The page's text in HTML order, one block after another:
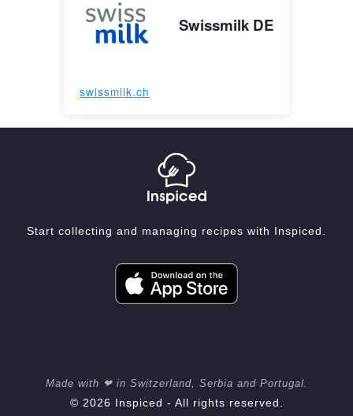
Swissmilk DE
swissmilk.ch
Start collecting and managing recipes with Inspiced.
Made with ❤ in Switzerland, Serbia and Portugal.
© 2026 Inspiced - All rights reserved.